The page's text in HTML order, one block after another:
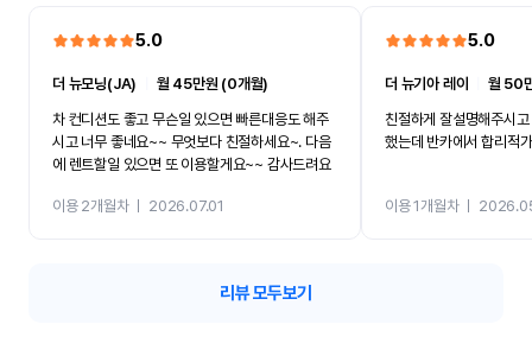
5.0
더 뉴모닝(JA)
월 45만원 (0개월)
차 컨디션도 좋고 무슨일 있으면 빠른대응도 해주
시고 너무 좋네요~~ 무엇보다 친절하세요~. 다음
에 렌트할일 있으면 또 이용할게요~~ 감사드려요
이용 2개월차ㅣ 2026.07.01
5.0
더 뉴기아 레이
월 50
친절하게 잘설명해주시
했는데 반카에서 합리적
이용 1개월차ㅣ
리뷰 모두보기